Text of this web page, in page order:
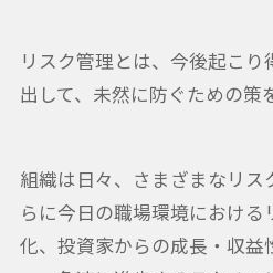
リスク管理とは、今後起こ
出して、未然に防ぐための策
組織は日々、さまざまなリス
らに今日の職場環境におけ
化、投資家からの成長・収益